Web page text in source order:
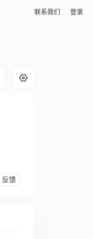
联系我们 登录
反馈